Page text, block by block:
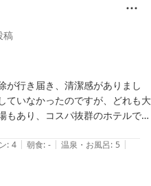
稿
が行き届き、清潔感がありまし
ていなかったのですが、どれも大
もあり、コスパ抜群のホテルで
: 4 | 朝食: - | 温泉・お風呂: 5 |